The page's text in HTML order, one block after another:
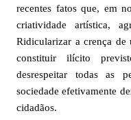
recentes fatos que, em
criatividade artística,
Ridicularizar a crença
constituir ilícito
desrespeitar todas as
sociedade efetivamente
cidadãos.